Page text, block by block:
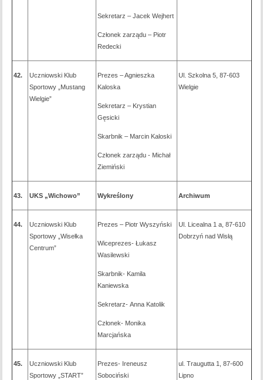
Sekretarz – Jacek Wejhert
Członek zarządu – Piotr
Redecki
42.
Uczniowski Klub
Sportowy „Mustang
Wielgie”
Prezes – Agnieszka
Kaloska
Sekretarz – Krystian
Gęsicki
Skarbnik – Marcin Kaloski
Członek zarządu - Michał
Ziemiński
Ul. Szkolna 5, 87-603
Wielgie
43. UKS „Wichowo” Wykreślony Archiwum
44.
Uczniowski Klub
Sportowy „Wisełka
Centrum”
Prezes – Piotr Wyszyński
Wiceprezes- Łukasz
Wasilewski
Skarbnik- Kamila
Kaniewska
Sekretarz- Anna Katolik
Członek- Monika
Marcjańska
Ul. Licealna 1 a, 87-610
Dobrzyń nad Wisłą
45.
Uczniowski Klub
Sportowy „START”
Prezes- Ireneusz
Sobociński
ul. Traugutta 1,87-600
Lipno